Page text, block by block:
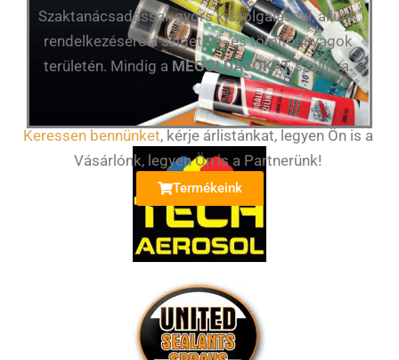
Szaktanácsadással, gyors kiszolgálással, állunk
rendelkezésére a szigetelő- és tömítőanyagok
területén. Mindig a MEGOLDÁSOKATszállítva.
Keressen bennünket, kérje árlistánkat, legyen Ön is a
Vásárlónk, legyen Ön is a Partnerünk!
Termékeink